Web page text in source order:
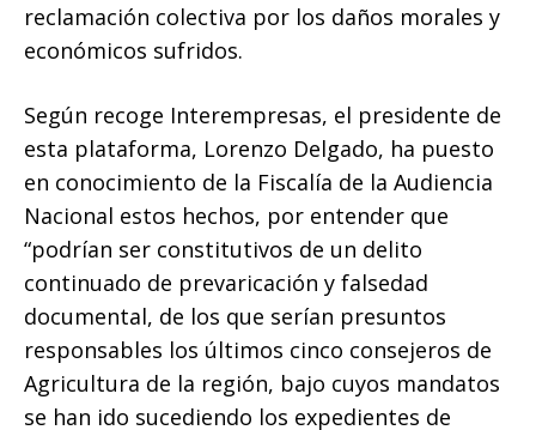
reclamación colectiva por los daños morales y
económicos sufridos.
Según recoge Interempresas, el presidente de
esta plataforma, Lorenzo Delgado, ha puesto
en conocimiento de la Fiscalía de la Audiencia
Nacional estos hechos, por entender que
“podrían ser constitutivos de un delito
continuado de prevaricación y falsedad
documental, de los que serían presuntos
responsables los últimos cinco consejeros de
Agricultura de la región, bajo cuyos mandatos
se han ido sucediendo los expedientes de